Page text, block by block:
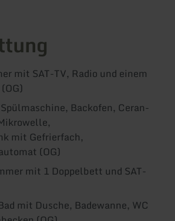
mit SAT-TV, Radio und einem
Backofen, Ceran-
mit Gefrierfach,
(OG)
mit 1 Doppelbett und SAT-
mit Dusche, Badewanne, WC